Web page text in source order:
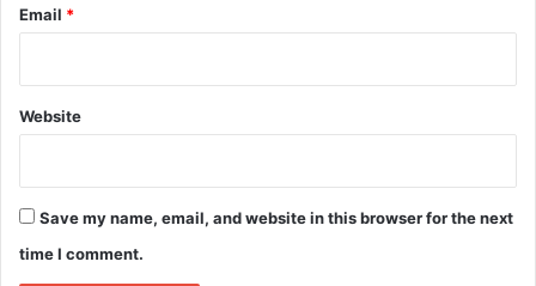
Email *
Website
Save my name, email, and website in this browser for the next
time I comment.